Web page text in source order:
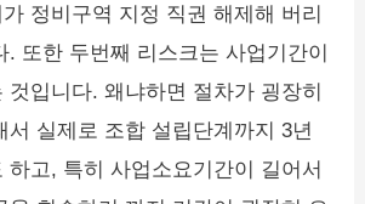
정비구역 지정 직권 해제해 버리
. 또한 두번째 리스크는 사업기간이
것입니다. 왜냐하면 절차가 굉장히
서 실제로 조합 설립단계까지 3년
하고, 특히 사업소요기간이 길어서